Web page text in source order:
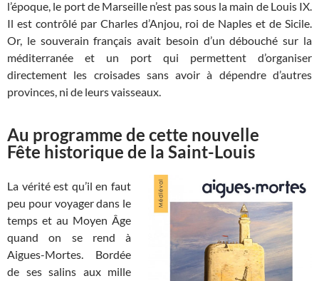
l’époque, le port de Marseille n’est pas sous la main de Louis IX.
Il est contrôlé par Charles d’Anjou, roi de Naples et de Sicile.
Or, le souverain français avait besoin d’un débouché sur la
méditerranée et un port qui permettent d’organiser
directement les croisades sans avoir à dépendre d’autres
provinces, ni de leurs vaisseaux.
Au programme de cette nouvelle
Fête historique de la Saint-Louis
La vérité est qu’il en faut
peu pour voyager dans le
temps et au Moyen Âge
quand on se rend à
Aigues-Mortes. Bordée
de ses salins aux mille